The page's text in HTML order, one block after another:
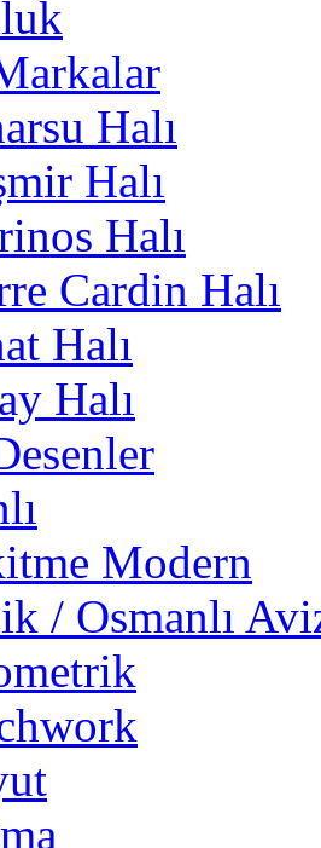
Halı
Halı
Halı
Cardin Halı
Halı
Halı
Modern
/ Osmanlı